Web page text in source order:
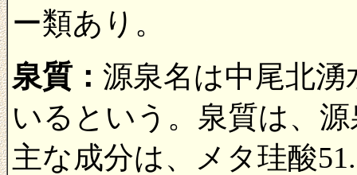
ー類あり。
泉質： 源泉名は中尾北
いるという。泉質は、
主な成分は、メタ珪酸